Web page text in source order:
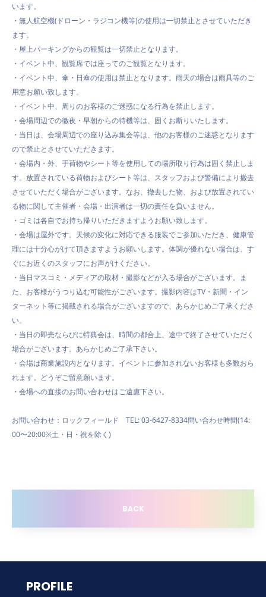
います。
・無人航空機(ドローン・ラジコン機等)の使用は一切禁止とさせていただき
ます。
・屋上パーキングからの観覧は一切禁止となります。
・イベント中、観覧席では座ってのご観覧となります。
・イベント中、傘・日傘の使用は禁止となります。雨天の場合は雨具等のご
用意お願い致します。
・イベント中、周りのお客様のご迷惑になる行為を禁止します。
・会場周辺での徹夜・早朝からの待機等は、固くお断りいたします。
・当日は、会場周辺での座り込み集会等は、他のお客様のご迷惑となります
ので禁止とさせていただきます。
・会場内・外、手荷物やシート等を使用しての場所取り行為は固く禁止しま
す。放置されている荷物およびシート等は、 スタッフおよび警備により撤去
させていただく場合がございます。なお、撤去した物、および放置されてい
る物に関して主催者・会場・出演者は一切の責任を負いません。
・ゴミは各自でお持ち帰りいただきますようお願い致します。
・会場は屋外です。天候の変化に対応できる服装でご参加いただき、健康管
理には十分心がけて頂きますようお願いします。 体調が優れない場合は、す
ぐにお近くのスタッフにお声がけください。
・当日マスコミ・メディアの取材・撮影などが入る場合がございます。ま
た、お客様がうつり込む可能性がございます。撮影内容はTV・新聞・イン
ターネット等に掲載される場合がございますので、あらかじめご了承くださ
い。
・当日の即売ならびに特典会は、時間の都合上、途中で終了させていただく
場合がございます。あらかじめご了承下さい。
・ 会場は商業施設内となります。イベントに参加されないお客様も多数おら
れます。どうぞご留意願います。
・ 会場への直接のお問い合わせはご遠慮下さい。
お問い合わせ： ロックフィールド TEL: 03-6427-8334問い合わせ時間(14:
00〜20:00※土・日・祝を除く )
BACK
PROFILE